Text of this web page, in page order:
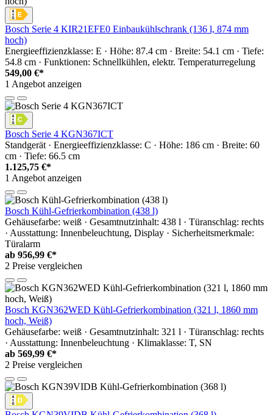
Bosch Serie 4 KIR21EFE0 Einbaukühlschrank (136 l, 874 mm
hoch)
Energieeffizienzklasse: E · Höhe: 87.4 cm · Breite: 54.1 cm · Tiefe:
54.8 cm · Funktionen: Schnellkühlen, elektr. Temperaturregelung
549,00 €*
1 Angebot anzeigen
Bosch Serie 4 KGN367ICT
Standgerät · Energieeffizienzklasse: C · Höhe: 186 cm · Breite: 60
cm · Tiefe: 66.5 cm
1.125,75 €*
1 Angebot anzeigen
Bosch Kühl-Gefrierkombination (438 l)
Gehäusefarbe: weiß · Gesamtnutzinhalt: 438 l · Türanschlag: rechts
· Ausstattung: Innenbeleuchtung, Display · Sicherheitsmerkmale:
Türalarm
ab 956,99 €*
2 Preise vergleichen
Bosch KGN362WED Kühl-Gefrierkombination (321 l, 1860 mm
hoch, Weiß)
Gehäusefarbe: weiß · Gesamtnutzinhalt: 321 l · Türanschlag: rechts
· Ausstattung: Innenbeleuchtung · Klimaklasse: T, SN
ab 569,99 €*
2 Preise vergleichen